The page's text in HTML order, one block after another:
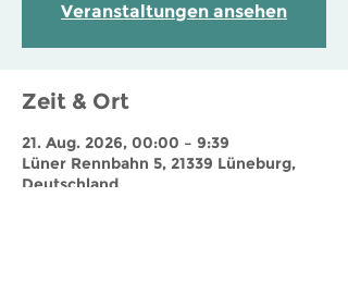
Veranstaltungen ansehen
Zeit & Ort
21. Aug. 2026, 00:00 – 9:39
Lüner Rennbahn 5, 21339 Lüneburg,
Deutschland